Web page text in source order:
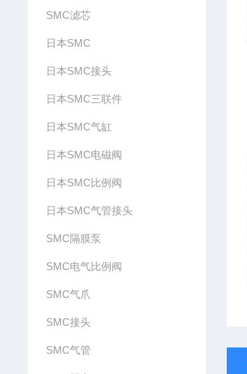
SMC滤芯
日本SMC
日本SMC接头
日本SMC三联件
日本SMC气缸
日本SMC电磁阀
日本SMC比例阀
日本SMC气管接头
SMC隔膜泵
SMC电气比例阀
SMC气爪
SMC接头
SMC气管